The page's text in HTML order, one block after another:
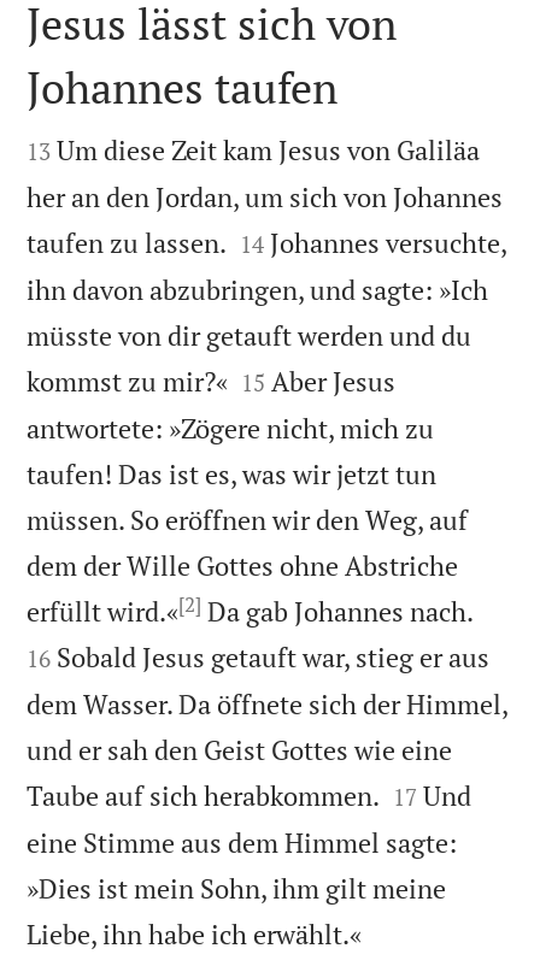

Jesus lässt sich von
Johannes taufen

13 Um diese Zeit kam Jesus von Galiläa
her an den Jordan, um sich von Johannes
taufen zu lassen. 

14 Johannes versuchte,
ihn davon abzubringen, und sagte: »Ich
müsste von dir getauft werden und du
kommst zu mir?« 

15 Aber Jesus
antwortete: »Zögere nicht, mich zu
taufen! Das ist es, was wir jetzt tun
müssen. So eröffnen wir den Weg, auf
dem der Wille Gottes ohne Abstriche
erfüllt wird.«[2] Da gab Johannes nach.
16 Sobald Jesus getauft war, stieg er aus
dem Wasser. Da öffnete sich der Himmel,
und er sah den Geist Gottes wie eine
Taube auf sich herabkommen. 

17 Und
eine Stimme aus dem Himmel sagte:
»Dies ist mein Sohn, ihm gilt meine
Liebe, ihn habe ich erwählt.«